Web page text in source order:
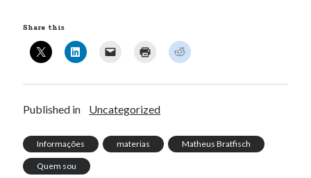
Share this
Published in Uncategorized
Informações materias Matheus Bratfisch
Quem sou